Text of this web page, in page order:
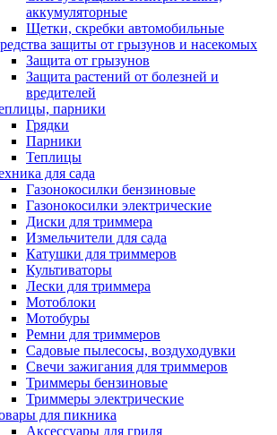
аккумуляторные
Щетки, скребки автомобильные
защиты от грызунов и насекомых
Защита от грызунов
Защита растений от болезней и
вредителей
парники
Грядки
Парники
Теплицы
для сада
Газонокосилки бензиновые
Газонокосилки электрические
Диски для триммера
Измельчители для сада
Катушки для триммеров
Культиваторы
Лески для триммера
Мотоблоки
Мотобуры
Ремни для триммеров
Садовые пылесосы, воздуходувки
Свечи зажигания для триммеров
Триммеры бензиновые
Триммеры электрические
для пикника
Аксессуары для гриля